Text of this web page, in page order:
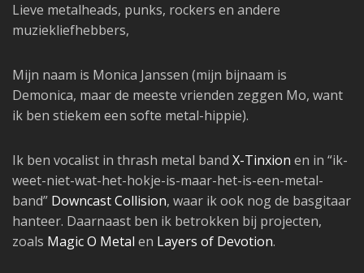
Lieve metalheads, punks, rockers en andere
muziekliefhebbers,
Mijn naam is Monica Janssen (mijn bijnaam is
Demonica, maar de meeste vrienden zeggen Mo, want
ik ben stiekem een softe metal-hippie).
Ik ben vocalist in thrash metal band X-Tinxion en in “ik-
weet-niet-wat-het-hokje-is-maar-het-is-een-metal-
band” Downcast Collision, waar ik ook nog de basgitaar
hanteer. Daarnaast ben ik betrokken bij projecten,
zoals Magic O Metal en Layers of Devotion.